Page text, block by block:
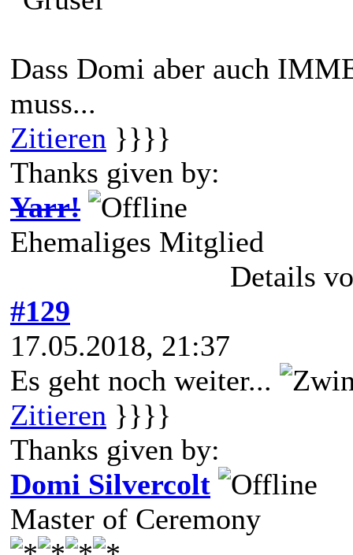
Dass Domi aber auch
muss...
Zitieren }}}}
Thanks given by:
Yarr!
Ehemaliges Mitglied
Details
#129
17.05.2018, 21:37
Es geht noch weiter...
Zitieren }}}}
Thanks given by:
Domi Silvercolt
Master of Ceremony